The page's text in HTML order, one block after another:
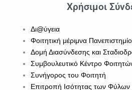
Χρήσιμοι
Δι@ύγεια
Φοιτητική μέριμνα
Δομή Διασύνδεσης και
Συμβουλευτικό Κέντρο
Συνήγορος του Φοιτητή
Επιτροπή Ισότητας των